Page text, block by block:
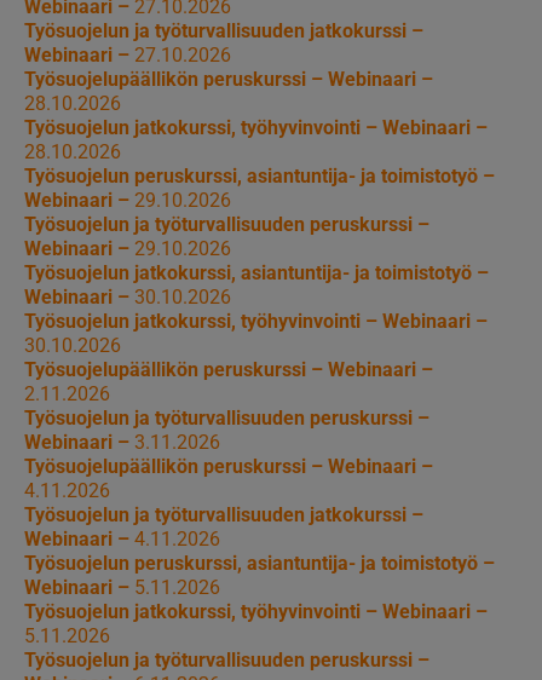
Webinaari – 27.10.2026
Työsuojelun ja työturvallisuuden jatkokurssi –
Webinaari – 27.10.2026
Työsuojelupäällikön peruskurssi – Webinaari –
28.10.2026
Työsuojelun jatkokurssi, työhyvinvointi – Webinaari –
28.10.2026
Työsuojelun peruskurssi, asiantuntija- ja toimistotyö –
Webinaari – 29.10.2026
Työsuojelun ja työturvallisuuden peruskurssi –
Webinaari – 29.10.2026
Työsuojelun jatkokurssi, asiantuntija- ja toimistotyö –
Webinaari – 30.10.2026
Työsuojelun jatkokurssi, työhyvinvointi – Webinaari –
30.10.2026
Työsuojelupäällikön peruskurssi – Webinaari –
2.11.2026
Työsuojelun ja työturvallisuuden peruskurssi –
Webinaari – 3.11.2026
Työsuojelupäällikön peruskurssi – Webinaari –
4.11.2026
Työsuojelun ja työturvallisuuden jatkokurssi –
Webinaari – 4.11.2026
Työsuojelun peruskurssi, asiantuntija- ja toimistotyö –
Webinaari – 5.11.2026
Työsuojelun jatkokurssi, työhyvinvointi – Webinaari –
5.11.2026
Työsuojelun ja työturvallisuuden peruskurssi –